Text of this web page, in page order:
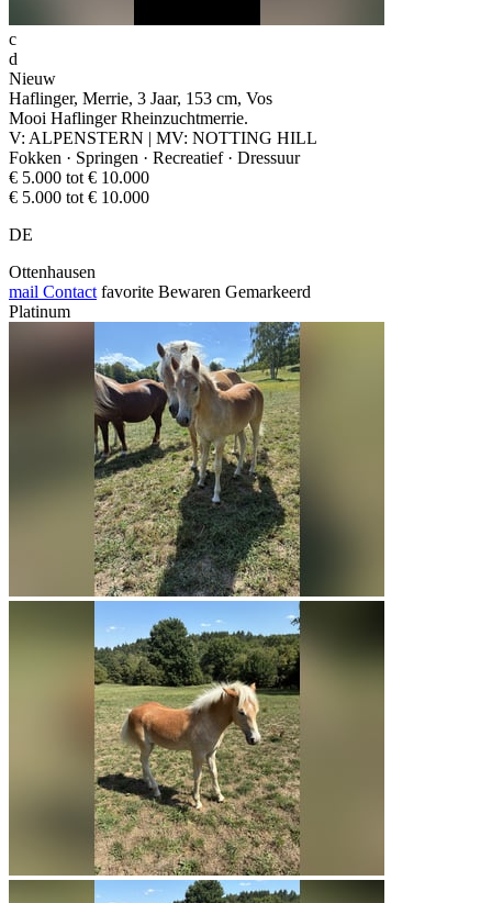
c
d
Nieuw
Haflinger, Merrie, 3 Jaar, 153 cm, Vos
Mooi Haflinger Rheinzuchtmerrie.
V: ALPENSTERN | MV: NOTTING HILL
Fokken · Springen · Recreatief · Dressuur
€ 5.000 tot € 10.000
€ 5.000 tot € 10.000
DE
Ottenhausen
mail Contact favorite Bewaren Gemarkeerd
Platinum